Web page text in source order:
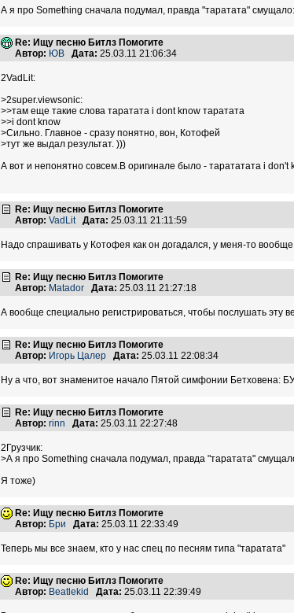
А я про Something сначала подумал, правда "таратата"
Re: Ищу песню Битлз Помогите
Автор: ЮВ Дата: 25.03.11 21:06:34
2VadLit:
>2super.viewsoniс:
>>там еще такие слова таратата i dont know таратата
>>i dont know
>Сильно. Главное - сразу понятно, вон, Котофей
>тут же выдал результат. )))
А вот и непонятно совсем.В оригинале было - тарататата i don't
Re: Ищу песню Битлз Помогите
Автор: VadLit Дата: 25.03.11 21:11:59
Надо спрашивать у Котофея как он догадался, у меня-то
Re: Ищу песню Битлз Помогите
Автор: Matador Дата: 25.03.11 21:27:18
А вообще специально регистрироваться, чтобы послушать эту
Re: Ищу песню Битлз Помогите
Автор: Игорь Цалер Дата: 25.03.11 22:08:34
Ну а что, вот знаменитое начало Пятой симфонии
Re: Ищу песню Битлз Помогите
Автор: rinn Дата: 25.03.11 22:27:48
2Грузчик:
>А я про Something сначала подумал, правда "таратата"
Я тоже)
Re: Ищу песню Битлз Помогите
Автор: Бри Дата: 25.03.11 22:33:49
Теперь мы все знаем, кто у нас спец по песням типа "таратата"
Re: Ищу песню Битлз Помогите
Автор: Beatlekid Дата: 25.03.11 22:39:49